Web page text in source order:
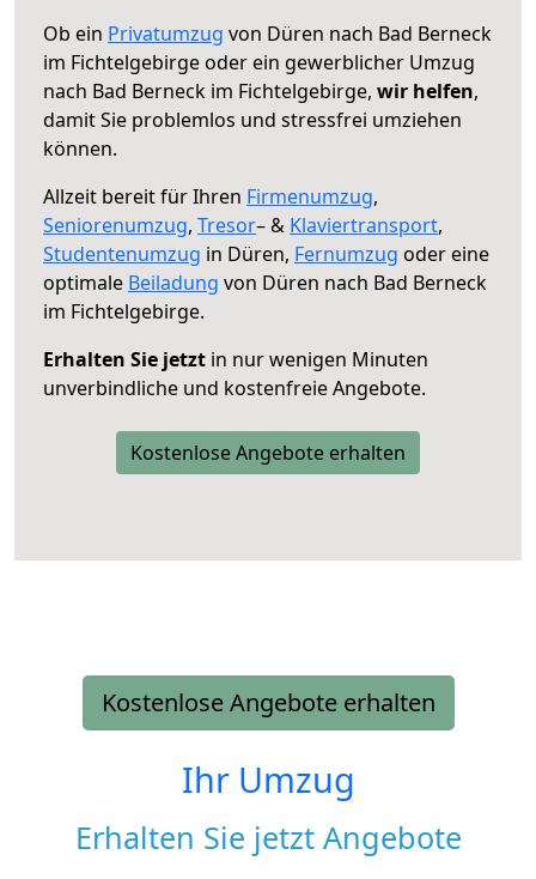
Ob ein Privatumzug von Düren nach Bad Berneck
im Fichtelgebirge oder ein gewerblicher Umzug
nach Bad Berneck im Fichtelgebirge, wir helfen,
damit Sie problemlos und stressfrei umziehen
können.
Allzeit bereit für Ihren Firmenumzug,
Seniorenumzug, Tresor– & Klaviertransport,
Studentenumzug in Düren, Fernumzug oder eine
optimale Beiladung von Düren nach Bad Berneck
im Fichtelgebirge.
Erhalten Sie jetzt in nur wenigen Minuten
unverbindliche und kostenfreie Angebote.
Kostenlose Angebote erhalten
Kostenlose Angebote erhalten
Ihr Umzug
Erhalten Sie jetzt Angebote